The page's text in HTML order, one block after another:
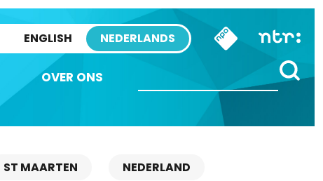
ENGLISH NEDERLANDS
OVER ONS
ST MAARTEN NEDERLAND